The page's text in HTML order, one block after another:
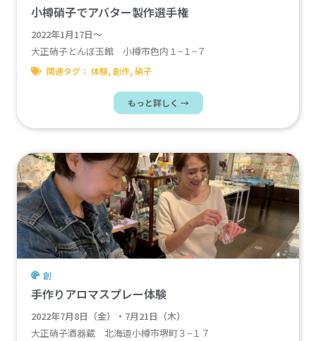
小樽硝子でアバター製作選手権
2022年1月17日〜
大正硝子とんぼ玉館 小樽市色内１−１−７
関連タグ： 体験,創作,硝子
もっと詳しく →
創
手作りアロマスプレー体験
2022年7月8日（金）・7月21日（木）
大正硝子酒器蔵 北海道小樽市堺町３−１７